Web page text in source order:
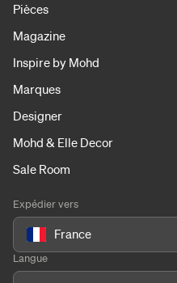
Pièces
Magazine
Inspire by Mohd
Marques
Designer
Mohd & Elle Decor
Sale Room
Expédier vers
France
Langue